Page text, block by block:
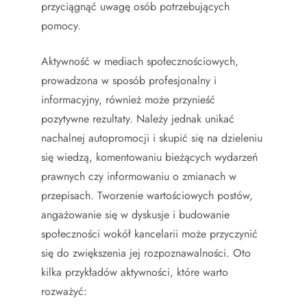
przyciągnąć uwagę osób potrzebujących
pomocy.
Aktywność w mediach społecznościowych,
prowadzona w sposób profesjonalny i
informacyjny, również może przynieść
pozytywne rezultaty. Należy jednak unikać
nachalnej autopromocji i skupić się na dzieleniu
się wiedzą, komentowaniu bieżących wydarzeń
prawnych czy informowaniu o zmianach w
przepisach. Tworzenie wartościowych postów,
angażowanie się w dyskusje i budowanie
społeczności wokół kancelarii może przyczynić
się do zwiększenia jej rozpoznawalności. Oto
kilka przykładów aktywności, które warto
rozważyć: